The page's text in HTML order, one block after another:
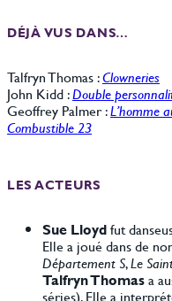
DÉJÀ VUS DANS…
Talfryn Thomas :Clowneries
John Kidd :Double
Geoffrey Palmer :L’homme
Combustible 23
LES ACTEURS
Sue Lloydfut
Elle a joué dans de
Département S,Le
Talfryn Thomasa
séries). Elle a